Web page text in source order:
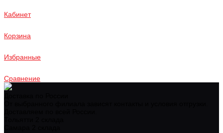
Кабинет
Корзина
Избранные
Сравнение